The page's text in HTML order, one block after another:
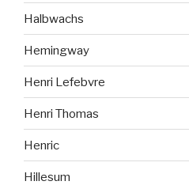
Halbwachs
Hemingway
Henri Lefebvre
Henri Thomas
Henric
Hillesum